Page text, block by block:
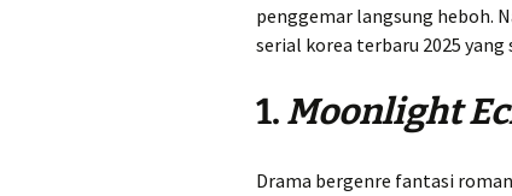
penggemar langsung heboh.
serial korea terbaru 2025
1.Moonlight
Drama bergenre fantasi